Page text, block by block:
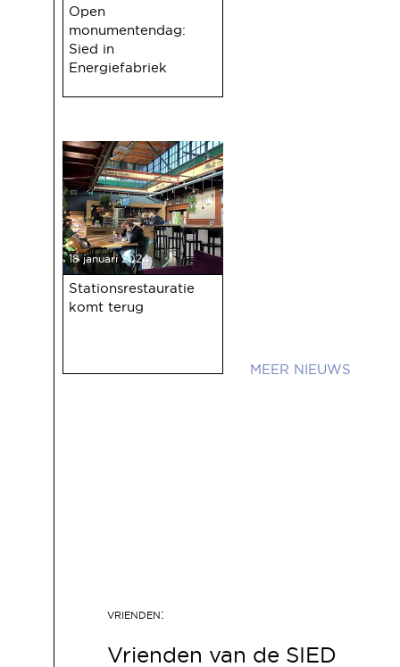
Open
monumentendag:
Sied in
Energiefabriek
18 januari 2024
Stationsrestauratie
komt terug
NIEUWS
Vrienden van de SIED